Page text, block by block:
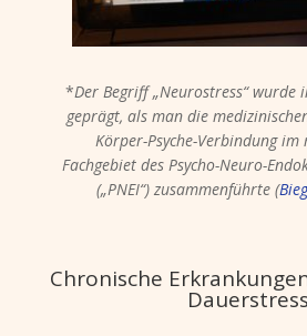
*Der Begriff „Neurostress“ wurde
geprägt, als man die
Körper-Psyche-Verbindung im
Fachgebiet des Psycho-Neuro-
(„PNEI“) zusammenführte (
Chronische
Dauerstress